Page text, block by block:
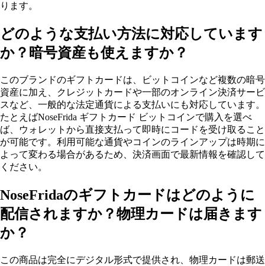
ります。
どのような支払い方法に対応しています
か？暗号資産も使えますか？
このブランドのギフトカードは、ビットコインなど複数の暗号
資産に加え、クレジットカードや一部のオンライン決済サービ
スなど、一般的な法定通貨による支払いにも対応しています。
たとえばNoseFrida ギフトカード ビットコインで購入を選べ
ば、ウォレットから直接支払って即時にコードを受け取ること
が可能です。利用可能な通貨やコインのラインアップは時期に
よって変わる場合があるため、決済画面で最新情報を確認して
ください。
NoseFridaのギフトカードはどのように
配信されますか？物理カードは届きます
か？
この商品は完全にデジタル形式で提供され、物理カードは郵送